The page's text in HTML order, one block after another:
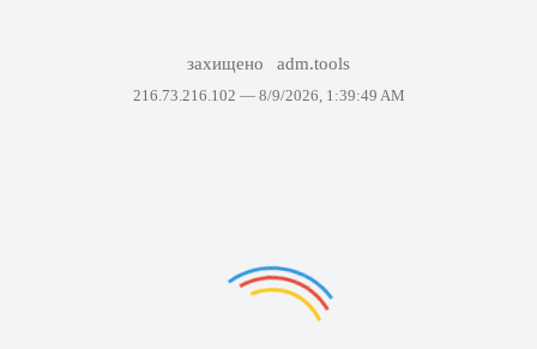
захищено adm.tools
216.73.216.102 — 8/9/2026, 1:39:49 AM